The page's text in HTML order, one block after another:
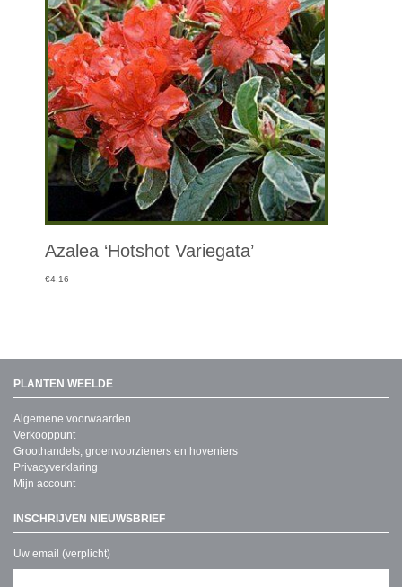
Azalea ‘Hotshot Variegata’
€4,16
PLANTEN WEELDE
Algemene voorwaarden
Verkooppunt
Groothandels, groenvoorzieners en hoveniers
Privacyverklaring
Mijn account
INSCHRIJVEN NIEUWSBRIEF
Uw email (verplicht)